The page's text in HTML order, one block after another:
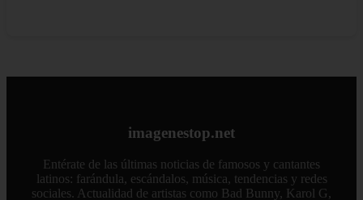
imagenestop.net
Entérate de las últimas noticias de famosos y cantantes
latinos: farándula, escándalos, música, tendencias y redes
sociales. Actualidad de artistas como Bad Bunny, Karol G,